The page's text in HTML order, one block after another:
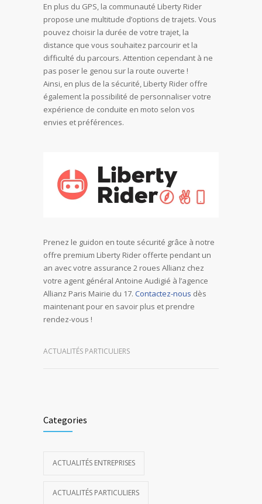
En plus du GPS, la communauté Liberty Rider
propose une multitude d’options de trajets. Vous
pouvez choisir la durée de votre trajet, la
distance que vous souhaitez parcourir et la
difficulté du parcours. Attention cependant à ne
pas poser le genou sur la route ouverte !
Ainsi, en plus de la sécurité, Liberty Rider offre
également la possibilité de personnaliser votre
expérience de conduite en moto selon vos
envies et préférences.
Prenez le guidon en toute sécurité grâce à notre
offre premium Liberty Rider offerte pendant un
an avec votre assurance 2 roues Allianz chez
votre agent général Antoine Audigié à l’agence
Allianz Paris Mairie du 17. Contactez-nous dès
maintenant pour en savoir plus et prendre
rendez-vous !
ACTUALITÉS PARTICULIERS
Categories
ACTUALITÉS ENTREPRISES
ACTUALITÉS PARTICULIERS